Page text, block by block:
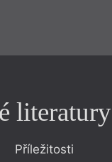
literatury
Příležitosti